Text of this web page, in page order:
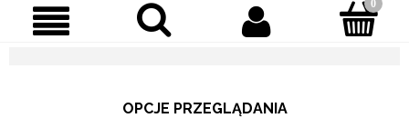
OPCJE PRZEGLĄDANIA